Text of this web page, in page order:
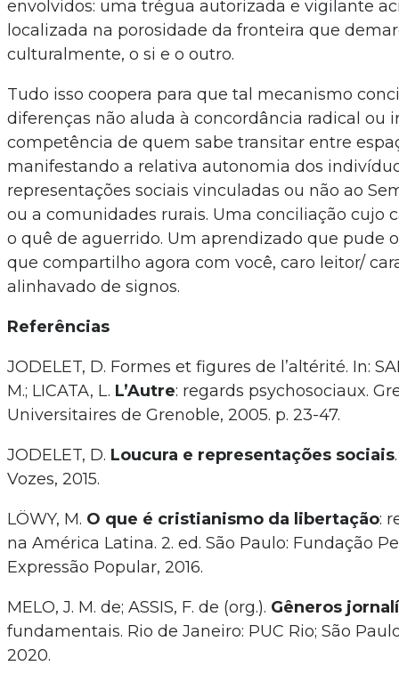
envolvidos: uma trégua autorizada e vigilante
localizada na porosidade da fronteira que
culturalmente, o si e o outro.
Tudo isso coopera para que tal mecanismo
diferenças não aluda à concordância radical ou
competência de quem sabe transitar entre
manifestando a relativa autonomia dos
representações sociais vinculadas ou não ao
ou a comunidades rurais. Uma conciliação cujo
o quê de aguerrido. Um aprendizado que pude
que compartilho agora com você, caro leitor/
alinhavado de signos.
Referências
JODELET, D. Formes et figures de l’altérité. In:
M.; LICATA, L. L’Autre: regards psychosociaux.
Universitaires de Grenoble, 2005. p. 23-47.
JODELET, D. Loucura e representações sociais
Vozes, 2015.
LÖWY, M. O que é cristianismo da libertação:
na América Latina. 2. ed. São Paulo: Fundação
Expressão Popular, 2016.
MELO, J. M. de; ASSIS, F. de (org.). Gêneros
fundamentais. Rio de Janeiro: PUC Rio; São
2020.